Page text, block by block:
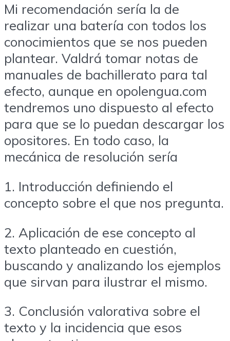
Mi recomendación sería la de
realizar una batería con todos los
conocimientos que se nos pueden
plantear. Valdrá tomar notas de
manuales de bachillerato para tal
efecto, aunque en opolengua.com
tendremos uno dispuesto al efecto
para que se lo puedan descargar los
opositores. En todo caso, la
mecánica de resolución sería
1. Introducción definiendo el
concepto sobre el que nos pregunta.
2. Aplicación de ese concepto al
texto planteado en cuestión,
buscando y analizando los ejemplos
que sirvan para ilustrar el mismo.
3. Conclusión valorativa sobre el
texto y la incidencia que esos